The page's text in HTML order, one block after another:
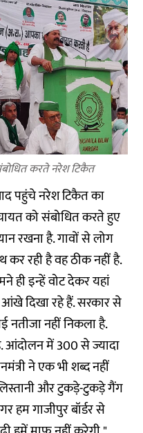
करते नरेश टिकैत
पहुंचे नरेश टिकैत का
को संबोधित करते हुए
रखना है. गावों से लोग
कर रही है वह ठीक नहीं है.
ही इन्हें वोट देकर यहां
दिखा रहे हैं. सरकार से
नतीजा नहीं निकला है.
आंदोलन में 300 से ज्यादा
ने एक भी शब्द नहीं
और टुकड़े-टुकड़े गैंग
हम गाजीपुर बॉर्डर से